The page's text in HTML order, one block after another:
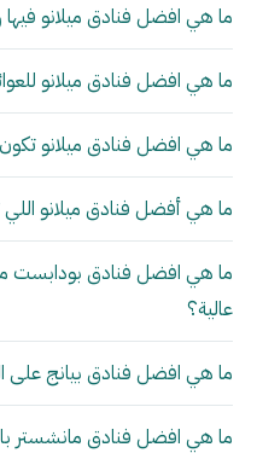
ما هي افضل فنادق ميلانو
ما هي افضل فنادق ميلانو
ما هي افضل فنادق ميلانو
ما هي أفضل فنادق ميلانو
ما هي افضل فنادق بودابست
عالية؟
ما هي افضل فنادق بيانج على
ما هي افضل فنادق مانشستر